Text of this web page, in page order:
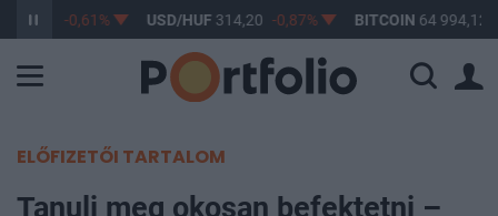
363,17 -0,61% USD/HUF 314,20 -0,87% BITCOIN 64 994,12
ELŐFIZETŐI TARTALOM
Tanulj meg okosan befektetni –